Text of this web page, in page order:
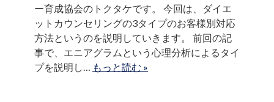
ー育成協会のトクタケです。 今回は、ダイエ
ットカウンセリングの3タイプのお客様別対応
方法というのを説明していきます。 前回の記
事で、エニアグラムという心理分析によるタイ
プを説明し…
もっと読む »